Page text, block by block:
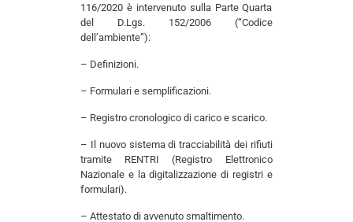
116/2020 è intervenuto sulla Parte Quarta
del D.Lgs. 152/2006 (“Codice
dell’ambiente”):
– Definizioni.
– Formulari e semplificazioni.
– Registro cronologico di carico e scarico.
– Il nuovo sistema di tracciabilità dei rifiuti
tramite RENTRI (Registro Elettronico
Nazionale e la digitalizzazione di registri e
formulari).
– Attestato di avvenuto smaltimento.